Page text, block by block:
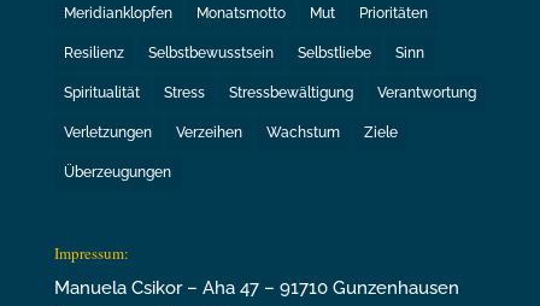
Meridianklopfen Monatsmotto Mut Prioritäten
Resilienz Selbstbewusstsein Selbstliebe Sinn
Spiritualität Stress Stressbewältigung Verantwortung
Verletzungen Verzeihen Wachstum Ziele
Überzeugungen
Impressum:
Manuela Csikor – Aha 47 – 91710 Gunzenhausen